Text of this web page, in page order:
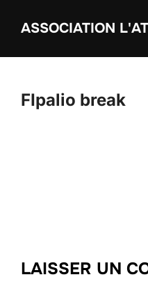
ASSOCIATION
FIpalio break
LAISSER UN